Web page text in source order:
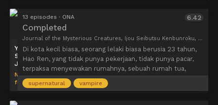
Yichang
Shengwu
Jianwenlu
None
found
13 episodes · ONA
Completed
Journal of the Mysterious Creatures, Ijou Seibutsu Kenbunroku, The Record of Unusual Creatures, Fantastic Creatures' Travelogue, Abnormal Creature Memoirs, 異常生物見聞録
6.42
Di kota kecil biasa, seorang lelaki biasa berusia 23 tahun,
Hao Ren, yang tidak punya pekerjaan, tidak punya pacar,
terpaksa menyewakan rumahnya, sebuah rumah tua,
karena tekanan hidup. Cerita harian yang lucu ini terjadi
antara pemilik Hao Ren dan beberapa penyewa anehnya.
supernatural vampire